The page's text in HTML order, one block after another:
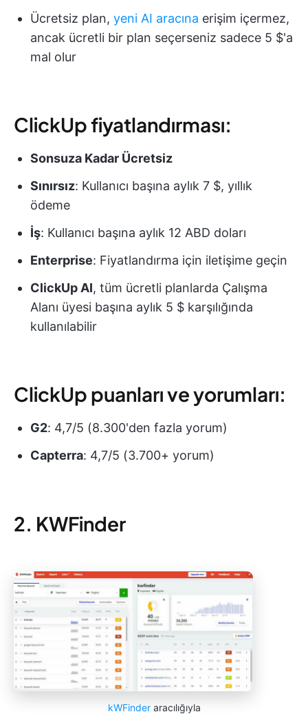
Ücretsiz plan, yeni AI aracına erişim içermez,
ancak ücretli bir plan seçerseniz sadece 5 $'a
mal olur
ClickUp fiyatlandırması:
Sonsuza Kadar Ücretsiz
Sınırsız: Kullanıcı başına aylık 7 $, yıllık
ödeme
İş: Kullanıcı başına aylık 12 ABD doları
Enterprise: Fiyatlandırma için iletişime geçin
ClickUp AI, tüm ücretli planlarda Çalışma
Alanı üyesi başına aylık 5 $ karşılığında
kullanılabilir
ClickUp puanları ve yorumları:
G2: 4,7/5 (8.300'den fazla yorum)
Capterra: 4,7/5 (3.700+ yorum)
2. KWFinder
kWFinderaracılığıyla